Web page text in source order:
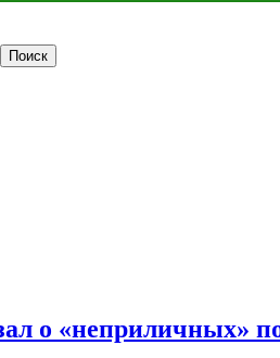
о «неприличных»